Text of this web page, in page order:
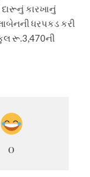
દારૂનું કારખાનું
ધરપકડ કરી
રૂ.3,470ની
0